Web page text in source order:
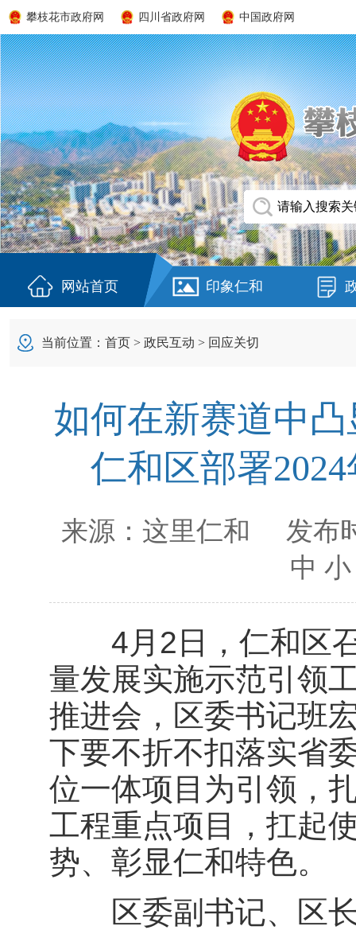
攀枝花市政府网 四川省政府网 中国政府网
网站首页 印象仁和
当前位置： 首页 > 政民互动 > 回应关切
如何在新赛道中
仁和区部署
来源： 这里仁和 发布
中 小
4月2日，仁和区召
量发展实施示范引领
推进会，区委书记班
下要不折不扣落实省
位一体项目为引领，
工程重点项目，扛起
势、彰显仁和特色。
区委副书记、区长